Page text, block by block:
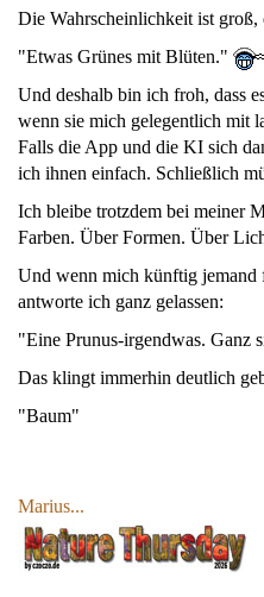
Die Wahrscheinlichkeit ist groß,
"Etwas Grünes mit Blüten."
Und deshalb bin ich froh, dass
wenn sie mich gelegentlich mit
Falls die App und die KI sich
ich ihnen einfach. Schließlich
Ich bleibe trotzdem bei meiner
Farben. Über Formen. Über
Und wenn mich künftig jemand
antworte ich ganz gelassen:
"Eine Prunus-irgendwas. Ganz
Das klingt immerhin deutlich
"Baum"
Marius...